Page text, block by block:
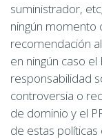
suministrador,
ningún momento
recomendación
en ningún caso
responsabilidad
controversia o
de dominio y el
de estas políticas